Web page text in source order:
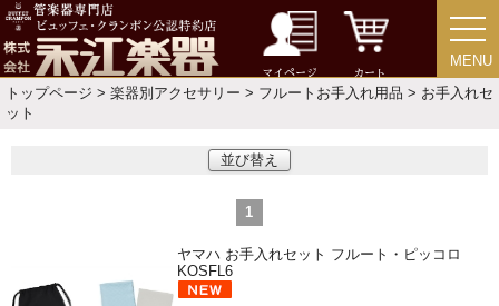
マイページ カート
MENU
MENU
トップページ > 楽器別アクセサリー > フルートお手入れ用品 > お手入れセ
ット
並び替え
1
ヤマハ お手入れセット フルート・ピッコロ
KOSFL6
チューバ
リード＆リードケース